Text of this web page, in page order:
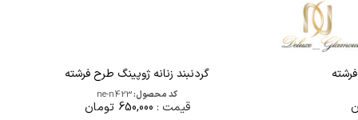
گردنبند زنانه ژوپینگ طرح فرشته
کد محصول:ne-n423
قیمت : 650,000 تومان